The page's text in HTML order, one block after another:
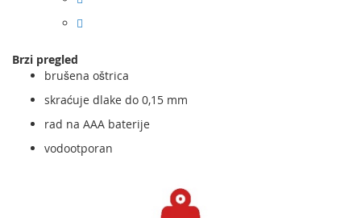
Brzi pregled
brušena oštrica
skraćuje dlake do 0,15 mm
rad na AAA baterije
vodootporan